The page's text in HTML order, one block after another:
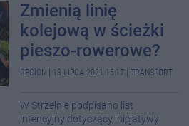
Zmienią linię
kolejową w ścieżki
pieszo-rowerowe?
REGION 13 LIPCA 2021 15:17 TRANSPORT
W Strzelnie podpisano list
intencyjny dotyczący inicjatywy